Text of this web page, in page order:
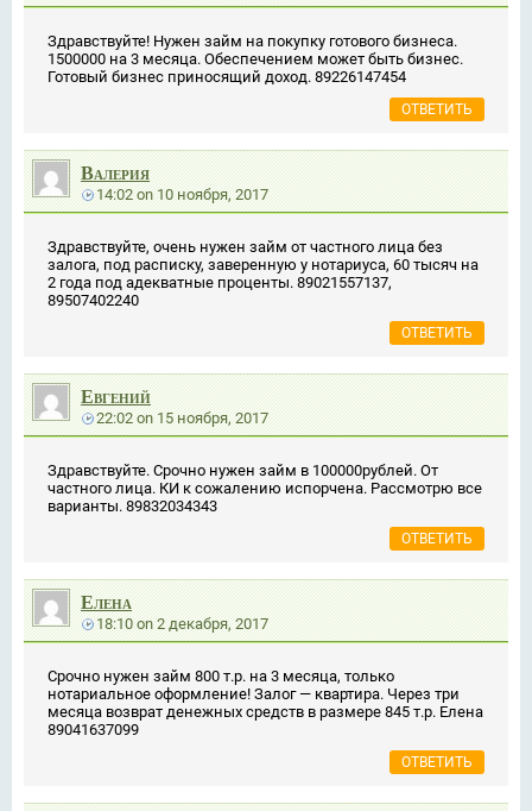
Здравствуйте! Нужен займ на покупку готового бизнеса.
1500000 на 3 месяца. Обеспечением может быть бизнес.
Готовый бизнес приносящий доход. 89226147454
ОТВЕТИТЬ
Валерия
14:02on10 ноября, 2017
Здравствуйте, очень нужен займ от частного лица без
залога, под расписку, заверенную у нотариуса, 60 тысяч на
2 года под адекватные проценты. 89021557137,
89507402240
ОТВЕТИТЬ
Евгений
22:02on15 ноября, 2017
Здравствуйте. Срочно нужен займ в 100000рублей. От
частного лица. КИ к сожалению испорчена. Рассмотрю все
варианты. 89832034343
ОТВЕТИТЬ
Елена
18:10on2 декабря, 2017
Срочно нужен займ 800 т.р. на 3 месяца, только
нотариальное оформление! Залог — квартира. Через три
месяца возврат денежных средств в размере 845 т.р. Елена
89041637099
ОТВЕТИТЬ